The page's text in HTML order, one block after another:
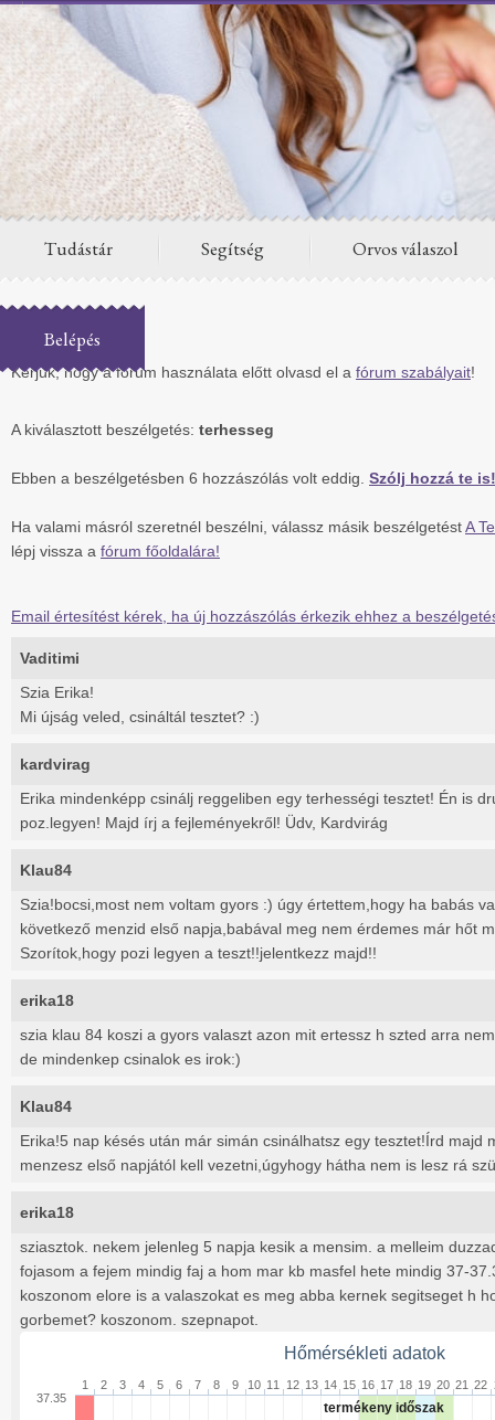
Tudástár Segítség Orvos válaszol
Belépés
Fórum
Kérjük, hogy a fórum használata előtt olvasd el a fórum szabályait!
A kiválasztott beszélgetés: terhesseg
Ebben a beszélgetésben 6 hozzászólás volt eddig. Szólj hozzá te is!
Ha valami másról szeretnél beszélni, válassz másik beszélgetéstA
lépj vissza a fórum főoldalára!
Email értesítést kérek, ha új hozzászólás érkezik ehhez a
Vaditimi
Szia Erika!
Mi újság veled, csináltál tesztet? :)
kardvirag
Erika mindenképp csinálj reggeliben egy terhességi tesztet! Én is
poz.legyen! Majd írj a fejleményekről! Üdv, Kardvirág
Klau84
Szia!bocsi,most nem voltam gyors :) úgy értettem,hogy ha babás
következő menzid első napja,babával meg nem érdemes már hőt
Szorítok,hogy pozi legyen a teszt!!jelentkezz majd!!
erika18
szia klau 84 koszi a gyors valaszt azon mit ertessz h szted arra
de mindenkep csinalok es irok:)
Klau84
Erika!5 nap késés után már simán csinálhatsz egy tesztet!Írd majd
menzesz első napjától kell vezetni,úgyhogy hátha nem is lesz rá
erika18
sziasztok. nekem jelenleg 5 napja kesik a mensim. a melleim
fojasom a fejem mindig faj a hom mar kb masfel hete mindig 37-
koszonom elore is a valaszokat es meg abba kernek segitseget h
gorbemet? koszonom. szepnapot.
Hőmérsékleti adatok
termékeny időszak
1 2 3 4 5 6 7 8 9 10 11 12 13 14 15 16 17 18 19 20 21 22
37.35